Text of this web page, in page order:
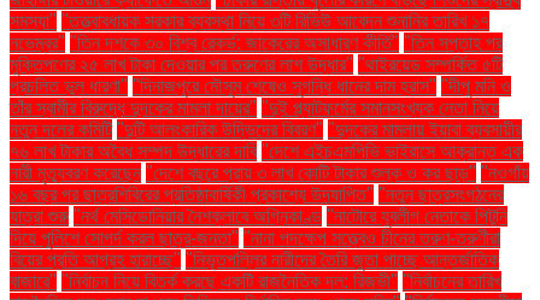
সমস্যা" "তত্ত্বাবধায়ক সরকার ব্যবস্থা নিয়ে ৩টি রিভিউ আবেদন শুনানির তারিখ ১৭
নভেম্বর" "তিন দশকে ৩০ বিশ্ব রেকর্ড: জাকেরের অসাধারণ কীর্তি" "তিন সপ্তাহ পর
মুক্তিপণের ২৫ লাখ টাকা দেওয়ার পর তরুণের লাশ উদ্ধার" "থাইরয়েড সম্পর্কিত ৫টি
প্রচলিত ভুল ধারণা" "দিনাজপুরে মৌসুম শেষেও সুগন্ধি ধানের দাম হ্রাস" "দীপু মনি ও
তাঁর স্বামীর বিরুদ্ধে দুদকের মামলা দায়ের" "দুই প্ল্যাটফর্মের সমানসংখ্যক নেতা নিয়ে
নতুন দলের কমিটি "দুটি আলংকারিক উদ্ভিদের বিবরণ" "দুদকের মামলায় ইয়াবা ব্যবসায়ীর
৭৬ লাখ টাকার অবৈধ সম্পদ উদ্ধারের দাবি "দেশে এইচএমপিভি ভাইরাসে আক্রান্ত এক
নারী মৃত্যুবরণ করেছেন "দেশে বছরে প্রায় ৩ লাখ কোটি টাকার শুল্ক ও কর ছাড়" "নওগাঁয়
১৬ বছর পর ছাত্রশিবিরের প্রতিষ্ঠাবার্ষিকী প্রকাশ্যে উদযাপিত" "নতুন ছাত্রসংগঠনের
যাত্রা শুরু "নর্থ মেসিডোনিয়ার নৈশক্লাবে অগ্নিকাণ্ড "নাটোরে যুবলীগ নেতাকে পিটুনি
দিয়ে পুলিশে সোপর্দ করল ছাত্র-জনতা" "নানা পদক্ষেপ সত্ত্বেও চীনের তরুণ-তরুণীরা
বিয়ের প্রতি আগ্রহ হারাচ্ছে" "নিভৃতপল্লির নারীদের তৈরি জুতা পাচ্ছে আন্তর্জাতিক
বাজারে" "নির্বাচন নিয়ে বিতর্ক করছে একটি রাজনৈতিক দল: রিজভী" "নির্বাচনের তারিখ